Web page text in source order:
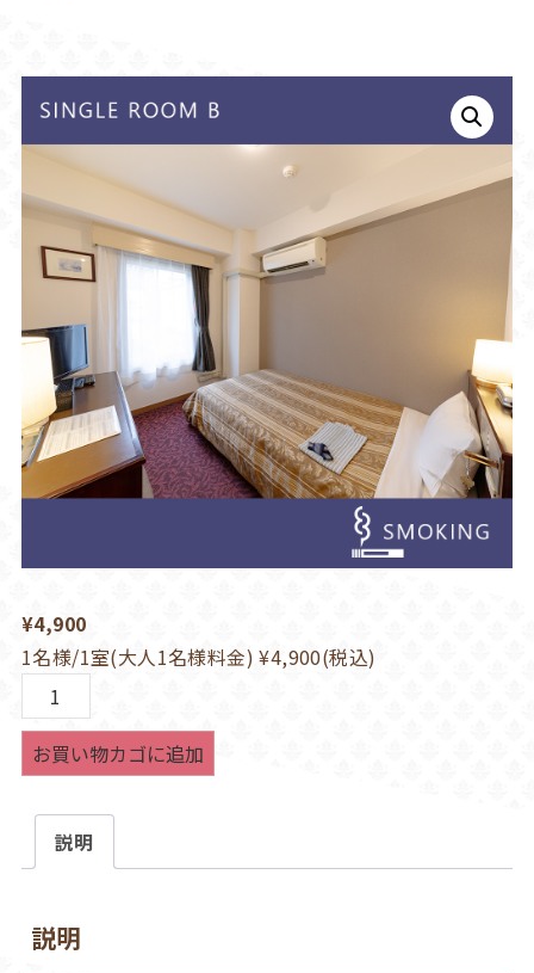
¥4,900
1名様/1室(大人1名様料金) ¥4,900(税込)
ン
グ
ル
B
（喫
お買い物カゴに追加
説明
説明